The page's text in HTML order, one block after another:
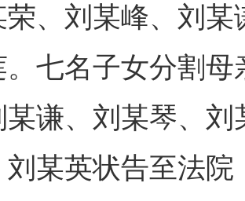
荣、刘某峰、刘
。七名子女分割
某谦、刘某琴、
刘某英状告至法